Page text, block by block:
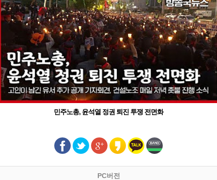
민주노총, 윤석열 정권 퇴진 투쟁 전면화
PC버전